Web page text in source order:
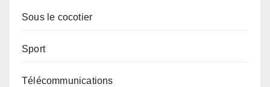
Sous le cocotier
Sport
Télécommunications